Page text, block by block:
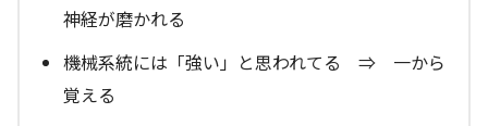
神経が磨かれる
機械系統には「強い」と思われてる ⇒ 一から
覚える